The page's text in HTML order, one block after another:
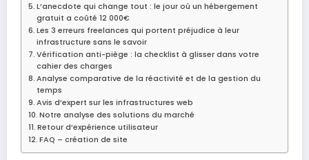
L’anecdote qui change tout : le jour où un hébergement
gratuit a coûté 12 000€
Les 3 erreurs freelances qui portent préjudice à leur
infrastructure sans le savoir
Vérification anti-piège : la checklist à glisser dans votre
cahier des charges
Analyse comparative de la réactivité et de la gestion du
temps
Avis d’expert sur les infrastructures web
Notre analyse des solutions du marché
Retour d’expérience utilisateur
FAQ – création de site